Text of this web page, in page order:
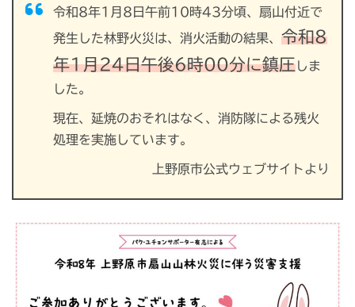
令和8年1月8日午前10時43分頃、扇山付近で
発生した林野火災は、消火活動の結果、 令和8
年1月24日午後6時00分に鎮圧しま
した。
現在、延焼のおそれはなく、消防隊による残火
処理を実施しています。
上野原市公式ウェブサイトより